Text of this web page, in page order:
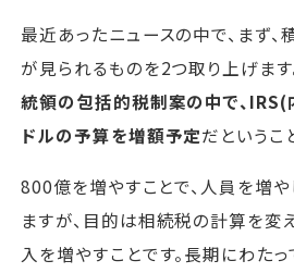
最近あったニュースの中で、まず
が見られるものを2つ取り上げます
統領の包括的税制案の中で、
ドルの予算を増額予定だというこ
800億を増やすことで、人員を増
ますが、目的は相続税の計算を変
入を増やすことです。長期にわた